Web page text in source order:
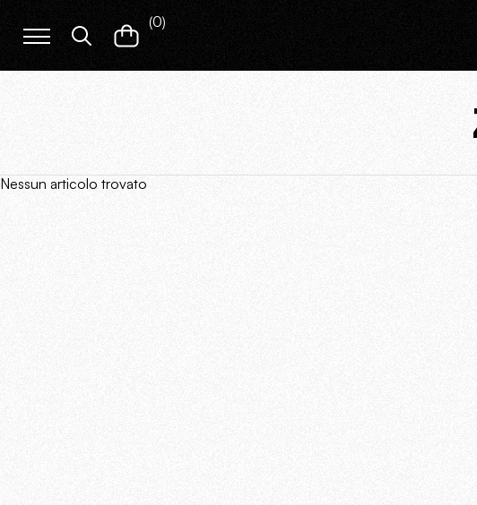
(0)
Nessun articolo trovato